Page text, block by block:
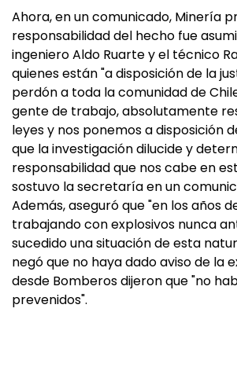
Ahora, en un comunicado, Minería
responsabilidad del hecho fue
ingeniero Aldo Ruarte y el técnico
quienes están "a disposición de la
perdón a toda la comunidad de
gente de trabajo, absolutamente
leyes y nos ponemos a disposición
que la investigación dilucide y
responsabilidad que nos cabe en
sostuvo la secretaría en un
Además, aseguró que "en los años
trabajando con explosivos nunca
sucedido una situación de esta
negó que no haya dado aviso de la
desde Bomberos dijeron que "no
prevenidos".